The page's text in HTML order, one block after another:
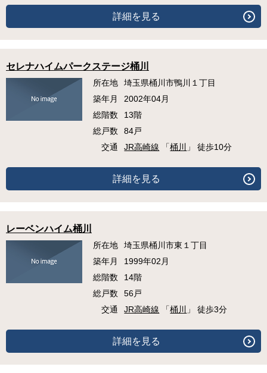
詳細を見る
セレナハイムパークステージ桶川
所在地
埼玉県桶川市鴨川１丁目
築年月
2002年04月
総階数
13階
総戸数
84戸
交通
JR高崎線 「桶川 」 徒歩10分
詳細を見る
レーベンハイム桶川
所在地
埼玉県桶川市東１丁目
築年月
1999年02月
総階数
14階
総戸数
56戸
交通
JR高崎線 「桶川 」 徒歩3分
詳細を見る